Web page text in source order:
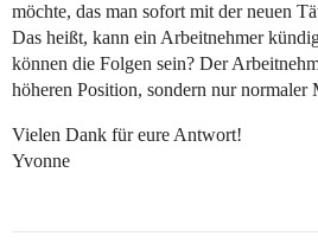
möchte, das man sofort mit der neuen
Das heißt, kann ein Arbeitnehmer
können die Folgen sein? Der
höheren Position, sondern nur normaler
Vielen Dank für eure Antwort!
Yvonne